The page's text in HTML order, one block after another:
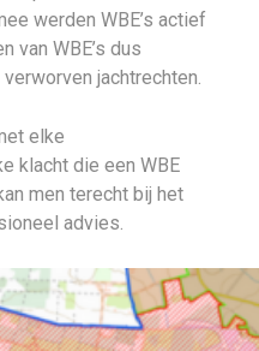
werden WBE’s actief
van WBE’s dus
jachtrechten.
elke
klacht die een WBE
men terecht bij het
advies.